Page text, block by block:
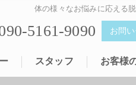
体の様々なお悩みに応える
5161-9090 お問
スタッフ お客様